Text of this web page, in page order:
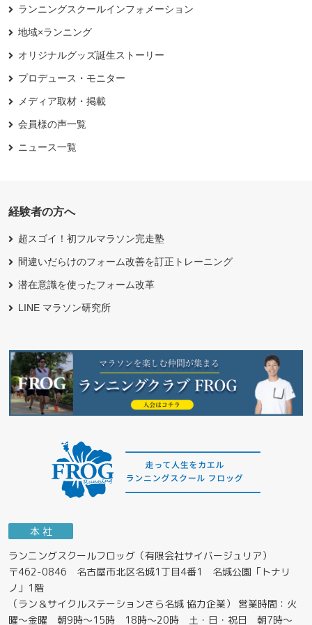
ランニングスクールインフォメーション
地域×ランニング
オリジナルグッズ誕生ストーリー
プロデュース・モニター
メディア取材・掲載
会員様の声一覧
ニュース一覧
経験者の方へ
超スゴイ！初フルマラソン完走塾
間違いだらけのフォーム改善を訂正トレーニング
潜在意識を使ったフォーム改革
LINE マラソン研究所
本 社
ランニングスクールフロッグ（有限会社サイバージュリア）
〒462-0846 名古屋市北区名城1丁目4番1 名城公園「トナリ
ノ」1階
（ラン＆サイクルステーションさら名城 協力企業） 営業時間：火
曜～金曜 朝9時～15時 18時～20時 土・日・祝日 朝7時～